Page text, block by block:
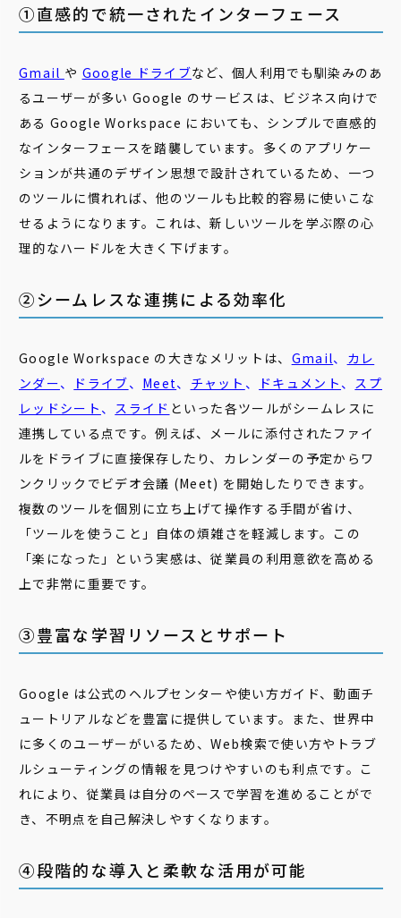
①直感的で統一されたインターフェース
Gmail や Google ドライブなど、個人利用でも馴染みのあ
るユーザーが多い Google のサービスは、ビジネス向けで
ある Google Workspace においても、シンプルで直感的
なインターフェースを踏襲しています。多くのアプリケー
ションが共通のデザイン思想で設計されているため、一つ
のツールに慣れれば、他のツールも比較的容易に使いこな
せるようになります。これは、新しいツールを学ぶ際の心
理的なハードルを大きく下げます。
②シームレスな連携による効率化
Google Workspace の大きなメリットは、 Gmail、 カレ
ンダー、 ドライブ、 Meet、 チャット 、 ドキュメント 、 スプ
レッドシート 、 スライド といった各ツールがシームレスに
連携している点です。例えば、メールに添付されたファイ
ルをドライブに直接保存したり、カレンダーの予定からワ
ンクリックでビデオ会議 (Meet) を開始したりできます。
複数のツールを個別に立ち上げて操作する手間が省け、
「ツールを使うこと」自体の煩雑さを軽減します。この
「楽になった」という実感は、従業員の利用意欲を高める
上で非常に重要です。
③豊富な学習リソースとサポート
Google は公式のヘルプセンターや使い方ガイド、動画チ
ュートリアルなどを豊富に提供しています。また、世界中
に多くのユーザーがいるため、Web検索で使い方やトラブ
ルシューティングの情報を見つけやすいのも利点です。こ
れにより、 従業員は自分のペースで学習を進めることがで
き、不明点を自己解決しやすくなります。
④段階的な導入と柔軟な活用が可能